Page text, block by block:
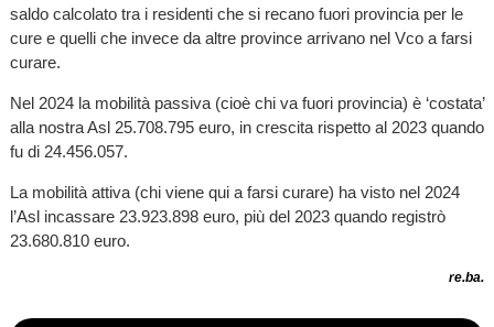
saldo calcolato tra i residenti che si recano fuori provincia per le
cure e quelli che invece da altre province arrivano nel Vco a farsi
curare.
Nel 2024 la mobilità passiva (cioè chi va fuori provincia) è ‘costata’
alla nostra Asl 25.708.795 euro, in crescita rispetto al 2023 quando
fu di 24.456.057.
La mobilità attiva (chi viene qui a farsi curare) ha visto nel 2024
l’Asl incassare 23.923.898 euro, più del 2023 quando registrò
23.680.810 euro.
re.ba.